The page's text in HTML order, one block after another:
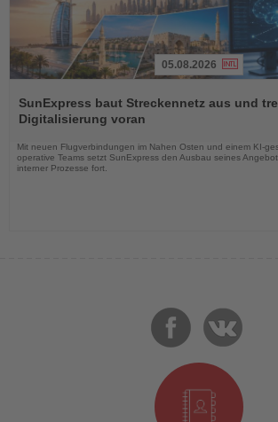
Sie
die
Nachrichten
05.08.2026
SunExpress baut Streckennetz aus und
Digitalisierung voran
Mit neuen Flugverbindungen im Nahen Osten und einem KI-
operative Teams setzt SunExpress den Ausbau seines
interner Prozesse fort.